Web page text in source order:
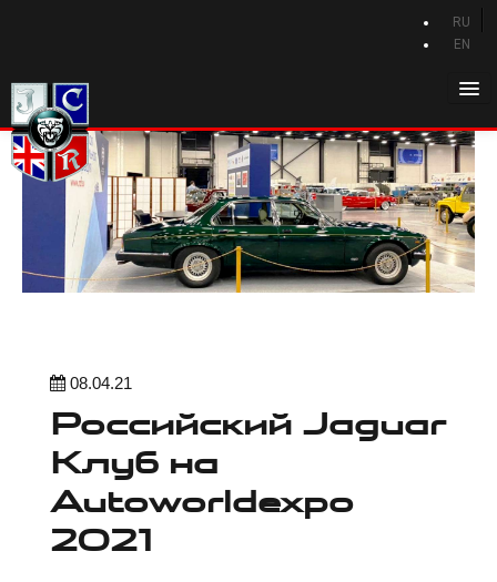
RU
EN
Главная
История Jaguar
Каталог Jaguar
Новости Jaguar
Клуб
Контакты
08.04.21
Российский Jaguar
Клуб на
Autoworldexpo
2021